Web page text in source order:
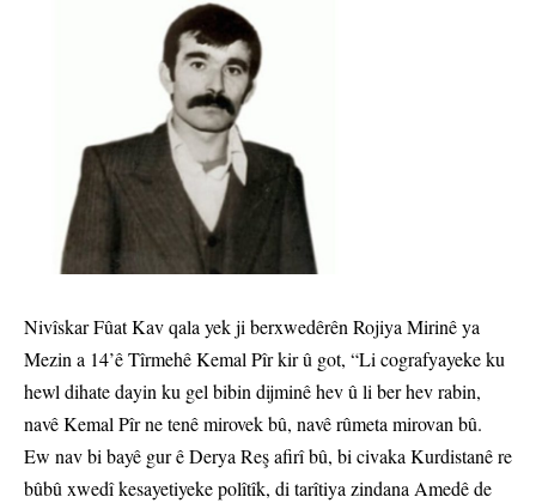
Nivîskar Fûat Kav qala yek ji berxwedêrên Rojiya Mirinê ya
Mezin a 14’ê Tîrmehê Kemal Pîr kir û got, “Li cografyayeke ku
hewl dihate dayin ku gel bibin dijminê hev û li ber hev rabin,
navê Kemal Pîr ne tenê mirovek bû, navê rûmeta mirovan bû.
Ew nav bi bayê gur ê Derya Reş afirî bû, bi civaka Kurdistanê re
bûbû xwedî kesayetiyeke polîtîk, di tarîtiya zindana Amedê de